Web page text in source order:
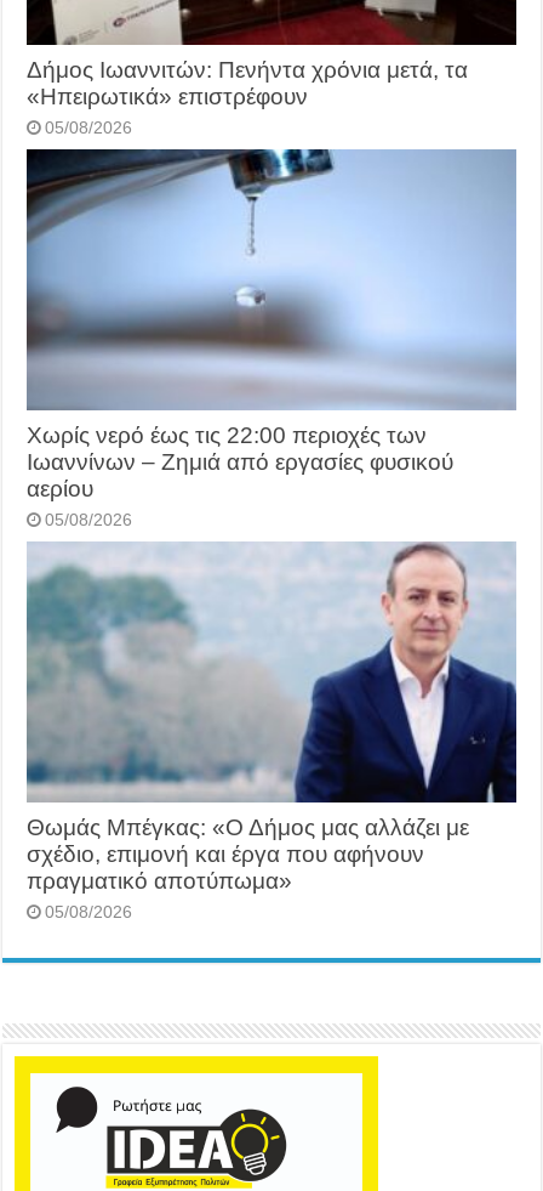
Δήμος Ιωαννιτών: Πενήντα χρόνια μετά, τα
«Ηπειρωτικά» επιστρέφουν
05/08/2026
Χωρίς νερό έως τις 22:00 περιοχές των
Ιωαννίνων – Ζημιά από εργασίες φυσικού
αερίου
05/08/2026
Θωμάς Μπέγκας: «Ο Δήμος μας αλλάζει με
σχέδιο, επιμονή και έργα που αφήνουν
πραγματικό αποτύπωμα»
05/08/2026